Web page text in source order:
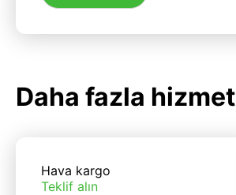
Daha fazla hizmet
Hava kargo
Teklif alın